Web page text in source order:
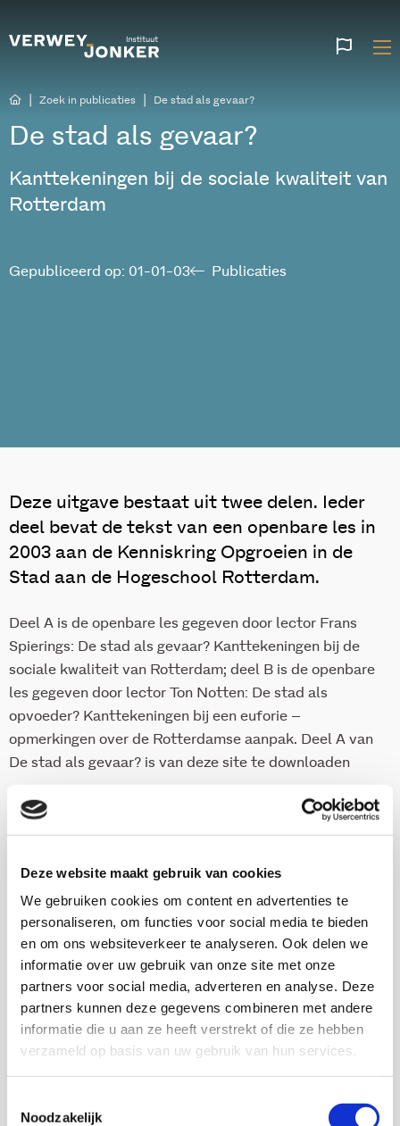
Deze website maakt gebruik van cookies
We gebruiken cookies om content en advertenties te
personaliseren, om functies voor social media te bieden
en om ons websiteverkeer te analyseren. Ook delen we
informatie over uw gebruik van onze site met onze
partners voor social media, adverteren en analyse. Deze
partners kunnen deze gegevens combineren met andere
informatie die u aan ze heeft verstrekt of die ze hebben
verzameld op basis van uw gebruik van hun services.
Noodzakelijk
Zoek in publicaties De stad als gevaar?
De stad als gevaar?
Kanttekeningen bij de sociale kwaliteit van
Rotterdam
Publicaties
Gepubliceerd op: 01-01-03
Deze uitgave bestaat uit twee delen. Ieder
deel bevat de tekst van een openbare les in
2003 aan de Kenniskring Opgroeien in de
Stad aan de Hogeschool Rotterdam.
Deel A is de openbare les gegeven door lector Frans
Spierings: De stad als gevaar? Kanttekeningen bij de
sociale kwaliteit van Rotterdam; deel B is de openbare
les gegeven door lector Ton Notten: De stad als
opvoeder? Kanttekeningen bij een euforie –
opmerkingen over de Rotterdamse aanpak. Deel A van
De stad als gevaar? is van deze site te downloaden
Onderzoekers
Frans Spierings